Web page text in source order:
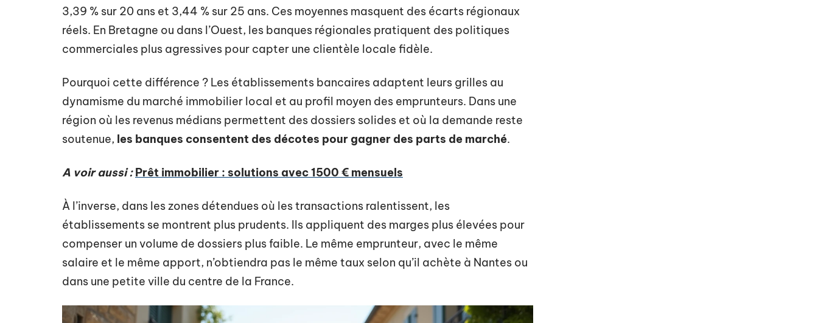
3,39 % sur 20 ans et 3,44 % sur 25 ans. Ces moyennes masquent des écarts régionaux
réels. En Bretagne ou dans l’Ouest, les banques régionales pratiquent des politiques
commerciales plus agressives pour capter une clientèle locale fidèle.
Pourquoi cette différence ? Les établissements bancaires adaptent leurs grilles au
dynamisme du marché immobilier local et au profil moyen des emprunteurs. Dans une
région où les revenus médians permettent des dossiers solides et où la demande reste
soutenue, les banques consentent des décotes pour gagner des parts de marché.
A voir aussi : Prêt immobilier : solutions avec 1500 € mensuels
À l’inverse, dans les zones détendues où les transactions ralentissent, les
établissements se montrent plus prudents. Ils appliquent des marges plus élevées pour
compenser un volume de dossiers plus faible. Le même emprunteur, avec le même
salaire et le même apport, n’obtiendra pas le même taux selon qu’il achète à Nantes ou
dans une petite ville du centre de la France.